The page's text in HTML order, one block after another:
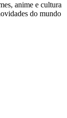
anime e cultura
do mundo